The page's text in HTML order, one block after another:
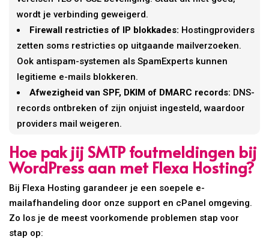
wordt je verbinding geweigerd.
Firewall restricties of IP blokkades: Hostingproviders
zetten soms restricties op uitgaande mailverzoeken.
Ook antispam-systemen als SpamExperts kunnen
legitieme e-mails blokkeren.
Afwezigheid van SPF, DKIM of DMARC records: DNS-
records ontbreken of zijn onjuist ingesteld, waardoor
providers mail weigeren.
Hoe pak jij SMTP foutmeldingen bij
WordPress aan met Flexa Hosting?
Bij Flexa Hosting garandeer je een soepele e-
mailafhandeling door onze support en cPanel omgeving.
Zo los je de meest voorkomende problemen stap voor
stap op: